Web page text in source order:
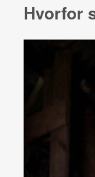
Hvorfor